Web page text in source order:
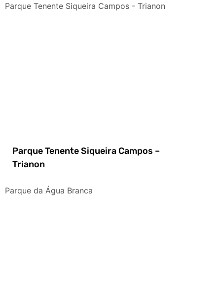
Parque Tenente Siqueira Campos - Trianon
Parque Tenente Siqueira Campos –
Trianon
Parque da Água Branca